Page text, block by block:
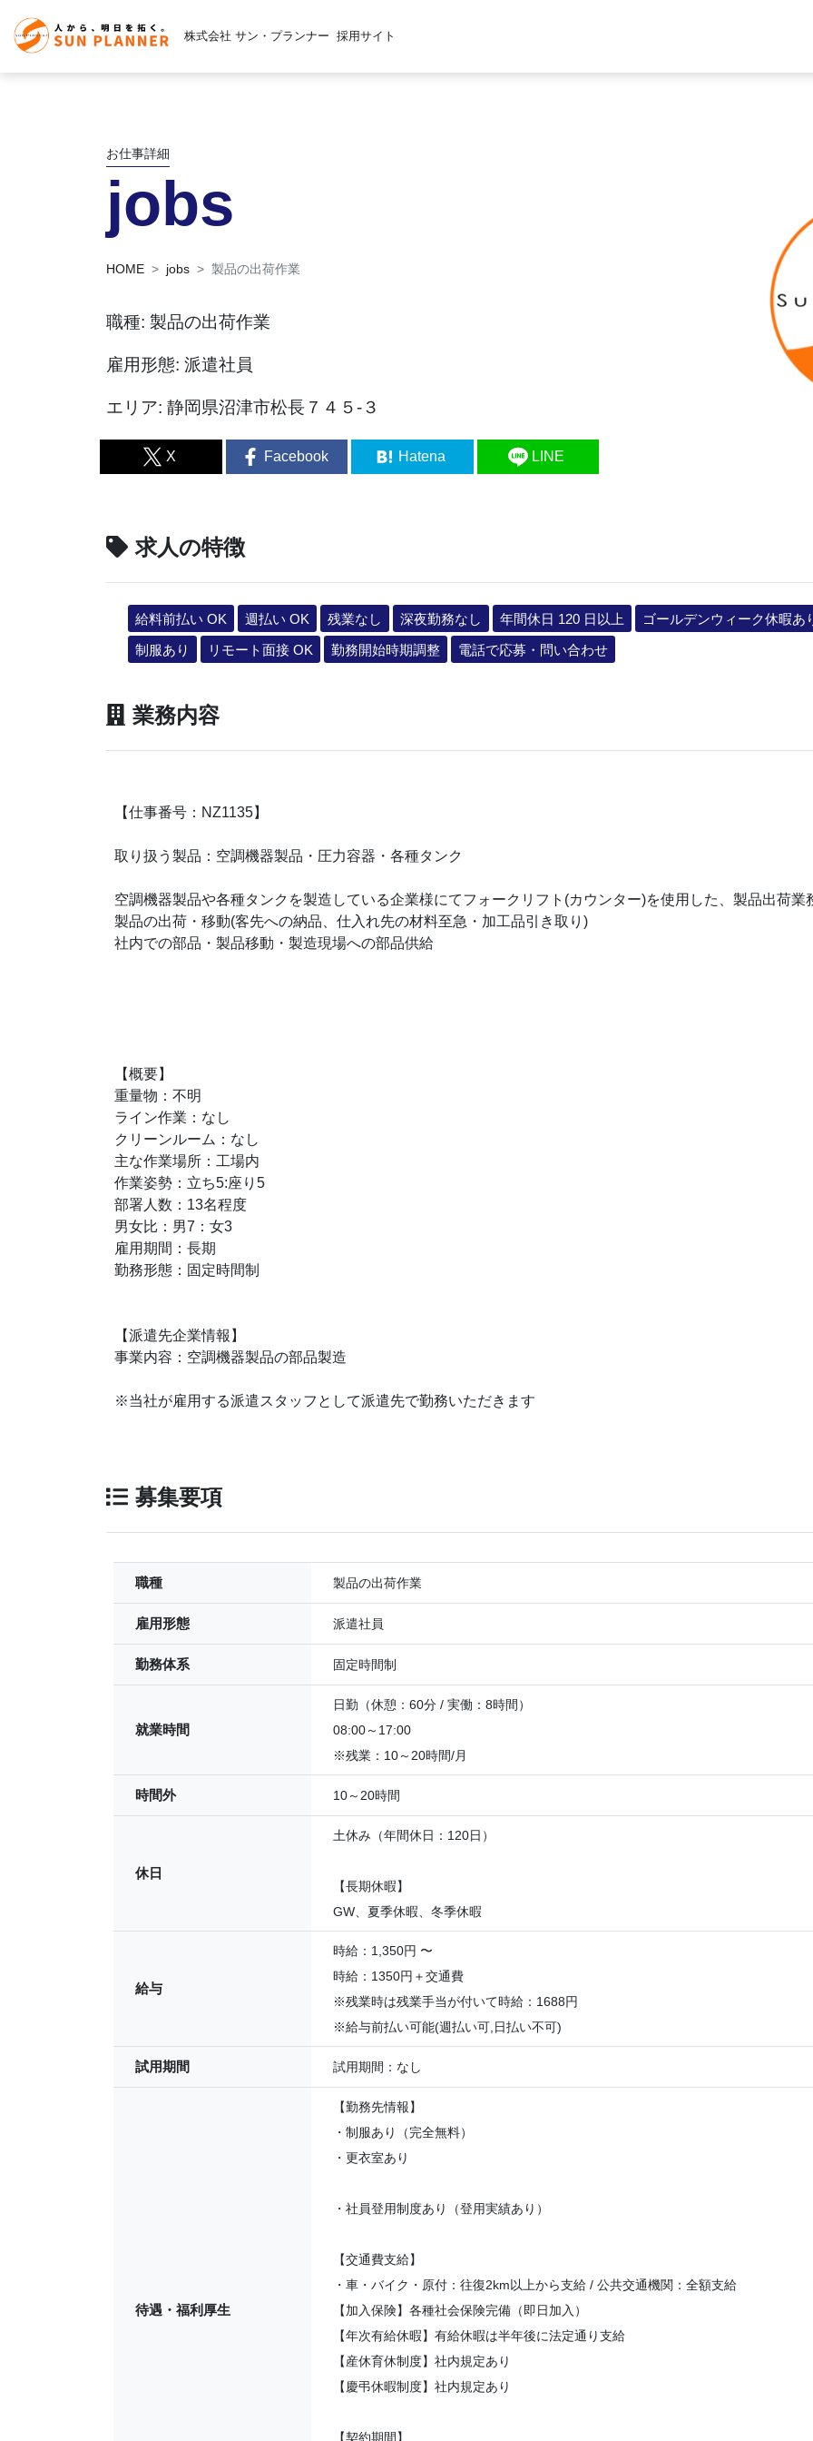
株式会社 サン・プランナー 採用サイト
お仕事詳細
jobs
HOME jobs 製品の出荷作業
職種: 製品の出荷作業
雇用形態: 派遣社員
エリア: 静岡県沼津市松長７４５-３
X Facebook Hatena LINE
求人の特徴
給料前払い OK 週払い OK 残業なし 深夜勤務なし 年間休日 120 日以上 ゴールデンウィーク休暇あ
制服あり
リモート面接 OK 勤務開始時期調整 電話で応募・問い合わせ
業務内容
【仕事番号：NZ1135】
取り扱う製品：空調機器製品・圧力容器・各種タンク
空調機器製品や各種タンクを製造している企業様にてフォークリフト(カウンター)を使用した、製品出荷業
製品の出荷・移動(客先への納品、仕入れ先の材料至急・加工品引き取り)
社内での部品・製品移動・製造現場への部品供給
【概要】
重量物：不明
ライン作業：なし
クリーンルーム：なし
主な作業場所：工場内
作業姿勢：立ち5:座り5
部署人数：13名程度
男女比：男7：女3
雇用期間：長期
勤務形態：固定時間制
【派遣先企業情報】
事業内容：空調機器製品の部品製造
※当社が雇用する派遣スタッフとして派遣先で勤務いただきます
募集要項
職種 製品の出荷作業
雇用形態 派遣社員
勤務体系 固定時間制
就業時間
日勤（休憩：60分 / 実働：8時間）
08:00～17:00
※残業：10～20時間/月
時間外 10～20時間
休日
土休み（年間休日：120日）
【長期休暇】
GW、夏季休暇、冬季休暇
給与
時給：1,350円 〜
時給：1350円＋交通費
※残業時は残業手当が付いて時給：1688円
※給与前払い可能(週払い可,日払い不可)
試用期間 試用期間：なし
待遇・福利厚生
【勤務先情報】
・制服あり（完全無料）
・更衣室あり
・社員登用制度あり（登用実績あり）
【交通費支給】
・車・バイク・原付：往復2km以上から支給 / 公共交通機関：全額支給
【加入保険】各種社会保険完備（即日加入）
【年次有給休暇】有給休暇は半年後に法定通り支給
【産休育休制度】社内規定あり
【慶弔休暇制度】社内規定あり
【契約期間】